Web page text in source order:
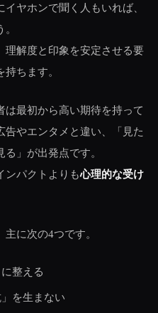
ヤホンで聞く人もいれば、
理解度と印象を安定させる要
ちます。
最初から高い期待を持って
やエンタメと違い、「見た
」が出発点です。
ンパクトよりも心理的な受け
に次の4つです。
整える
を生まない